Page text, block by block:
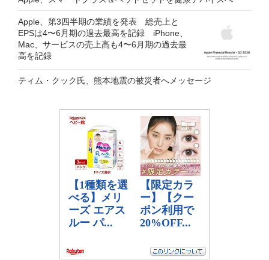
Apple、第3四半期の業績を発表 総売上と
EPSは4〜6月期の過去最高を記録 iPhone、
Mac、サービスの売上高も4〜6月期の過去最
高を記録
ティム・クック氏、熊本地震の被災者へメッセージ